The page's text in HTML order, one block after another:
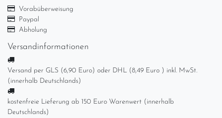
Vorabüberweisung
Paypal
Abholung
Versandinformationen
Versand per GLS (6,90 Euro) oder DHL (8,49 Euro ) inkl. MwSt.
(innerhalb Deutschlands)
kostenfreie Lieferung ab 150 Euro Warenwert (innerhalb
Deutschlands)